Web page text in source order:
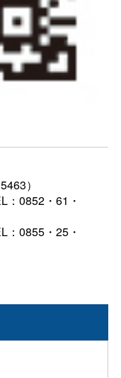
）
：0852・61・
：0855・25・